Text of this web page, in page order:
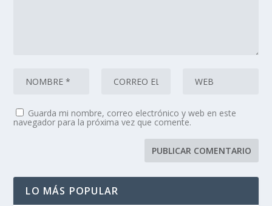
Guarda mi nombre, correo electrónico y web en este
navegador para la próxima vez que comente.
LO MÁS POPULAR